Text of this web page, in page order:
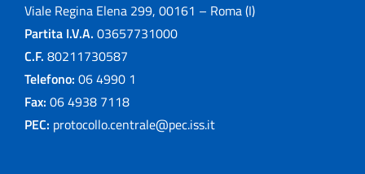
Viale Regina Elena 299, 00161 – Roma (I)
Partita I.V.A. 03657731000
C.F. 80211730587
Telefono: 06 4990 1
Fax: 06 4938 7118
PEC: protocollo.centrale@pec.iss.it